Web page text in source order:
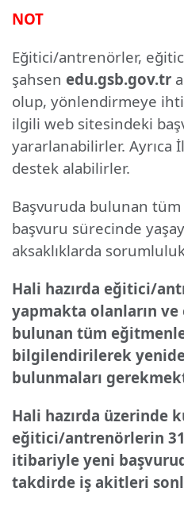
NOT
Eğitici/antrenörler,
şahsen edu.gsb.gov.tr
olup, yönlendirmeye
ilgili web sitesindeki
yararlanabilirler.
destek alabilirler.
Başvuruda bulunan
başvuru sürecinde
aksaklıklarda
Hali hazırda eğitici/
yapmakta olanların
bulunan tüm
bilgilendirilerek
bulunmaları
Hali hazırda üzerinde
eğitici/antrenörlerin
itibariyle yeni
takdirde iş akitleri